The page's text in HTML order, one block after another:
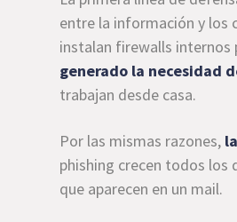
entre la información y los
instalan firewalls internos
generado la necesidad
trabajan desde casa.
Por las mismas razones,
phishing crecen todos los
que aparecen en un mail.